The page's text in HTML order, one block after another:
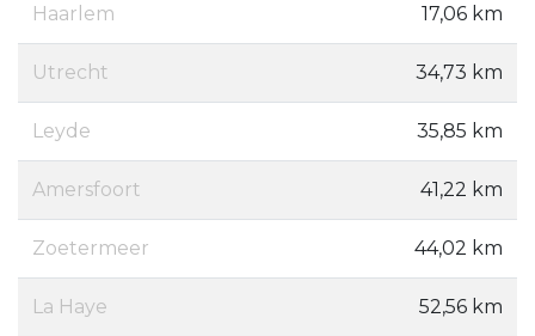
Haarlem 17,06 km
Utrecht 34,73 km
Leyde 35,85 km
Amersfoort 41,22 km
Zoetermeer 44,02 km
La Haye 52,56 km